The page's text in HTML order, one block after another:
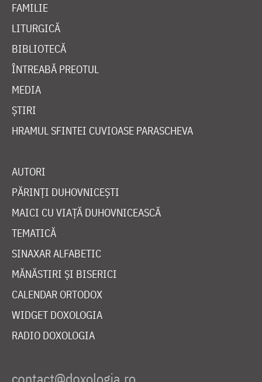
FAMILIE
LITURGICĂ
BIBLIOTECĂ
ÎNTREABĂ PREOTUL
MEDIA
ȘTIRI
HRAMUL SFINTEI CUVIOASE PARASCHEVA
AUTORI
PĂRINȚI DUHOVNICEȘTI
MAICI CU VIAȚĂ DUHOVNICEASCĂ
TEMATICĂ
SINAXAR ALFABETIC
MĂNĂSTIRI ȘI BISERICI
CALENDAR ORTODOX
WIDGET DOXOLOGIA
RADIO DOXOLOGIA